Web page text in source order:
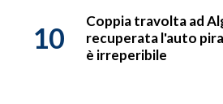
10
Coppia travolta ad
recuperata l'auto
è irreperibile